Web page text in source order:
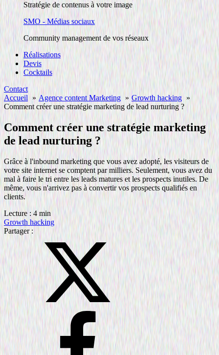
Stratégie de contenus à votre image
SMO - Médias sociaux
Community management de vos réseaux
Réalisations
Devis
Cocktails
Contact
Accueil
Agence content Marketing
Growth hacking
Comment créer une stratégie marketing de lead nurturing ?
Comment créer une stratégie marketing
de lead nurturing ?
Grâce à l'inbound marketing que vous avez adopté, les visiteurs de
votre site internet se comptent par milliers. Seulement, vous avez du
mal à faire le tri entre les leads matures et les prospects inutiles. De
même, vous n'arrivez pas à convertir vos prospects qualifiés en
clients.
Lecture : 4 min
Growth hacking
Partager :